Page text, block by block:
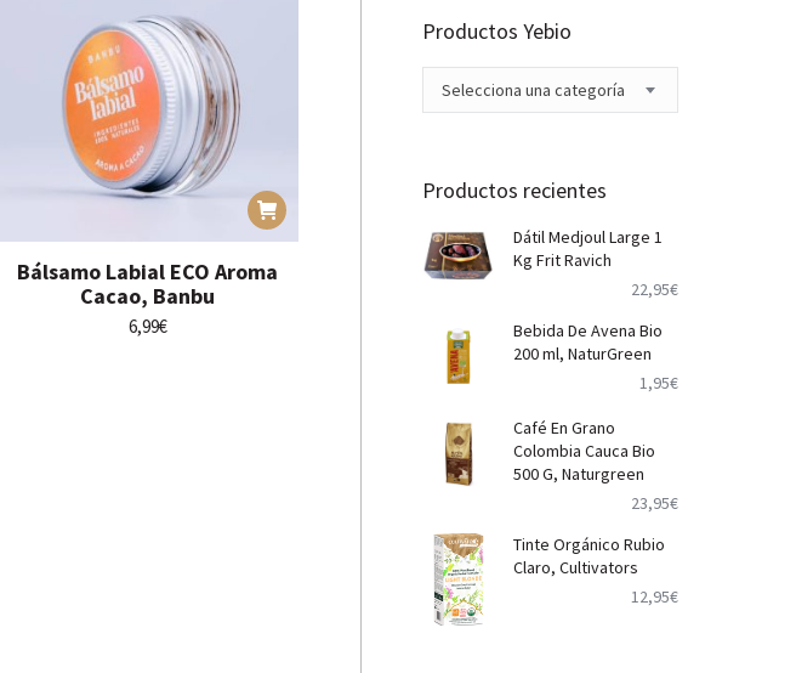
Bálsamo Labial ECO Aroma
Cacao, Banbu
6,99€
Productos Yebio
Selecciona una categoría
Productos recientes
Dátil Medjoul Large 1
Kg Frit Ravich
22,95€
Bebida De Avena Bio
200 ml, NaturGreen
1,95€
Café En Grano
Colombia Cauca Bio
500 G, Naturgreen
23,95€
Tinte Orgánico Rubio
Claro, Cultivators
12,95€